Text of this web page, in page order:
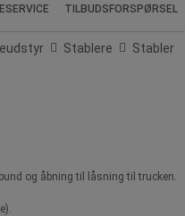
TILBUDSFORSPØRSEL
Stablere
Stabler
og åbning til låsning til trucken.